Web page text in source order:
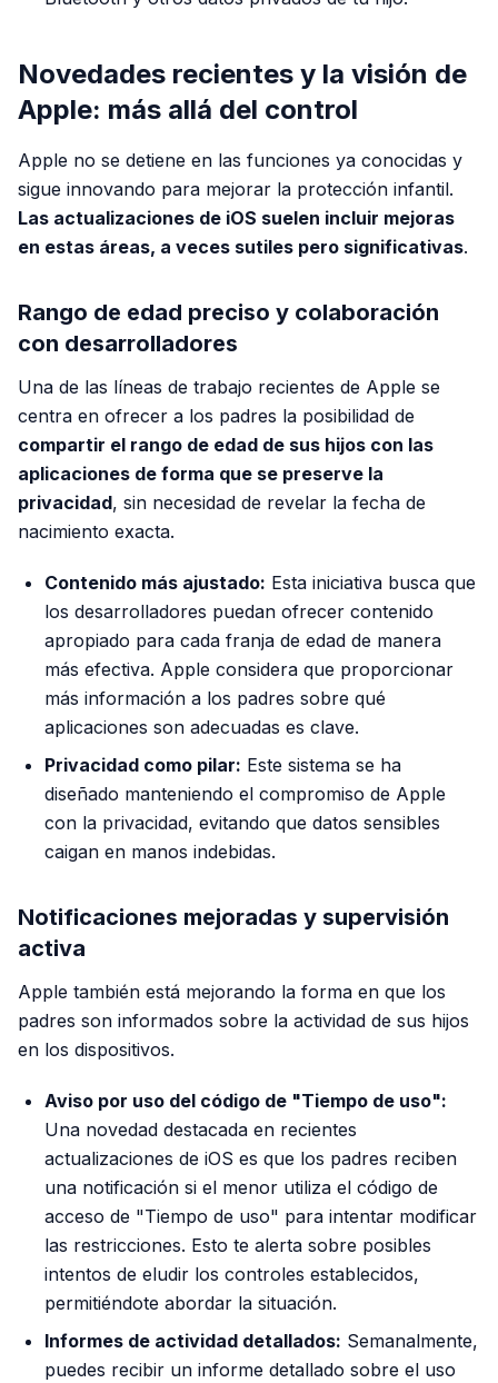
Novedades recientes y la visión de
Apple: más allá del control
Apple no se detiene en las funciones ya conocidas y
sigue innovando para mejorar la protección infantil.
Las actualizaciones de iOS suelen incluir mejoras
en estas áreas, a veces sutiles pero significativas.
Rango de edad preciso y colaboración
con desarrolladores
Una de las líneas de trabajo recientes de Apple se
centra en ofrecer a los padres la posibilidad de
compartir el rango de edad de sus hijos con las
aplicaciones de forma que se preserve la
privacidad, sin necesidad de revelar la fecha de
nacimiento exacta.
Contenido más ajustado: Esta iniciativa busca que
los desarrolladores puedan ofrecer contenido
apropiado para cada franja de edad de manera
más efectiva. Apple considera que proporcionar
más información a los padres sobre qué
aplicaciones son adecuadas es clave.
Privacidad como pilar: Este sistema se ha
diseñado manteniendo el compromiso de Apple
con la privacidad, evitando que datos sensibles
caigan en manos indebidas.
Notificaciones mejoradas y supervisión
activa
Apple también está mejorando la forma en que los
padres son informados sobre la actividad de sus hijos
en los dispositivos.
Aviso por uso del código de "Tiempo de uso":
Una novedad destacada en recientes
actualizaciones de iOS es que los padres reciben
una notificación si el menor utiliza el código de
acceso de "Tiempo de uso" para intentar modificar
las restricciones. Esto te alerta sobre posibles
intentos de eludir los controles establecidos,
permitiéndote abordar la situación.
Informes de actividad detallados: Semanalmente,
puedes recibir un informe detallado sobre el uso